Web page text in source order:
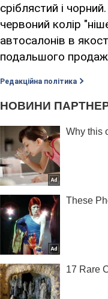
сріблястий і
червоний колір
автосалонів в
подальшого
Редакційна політика